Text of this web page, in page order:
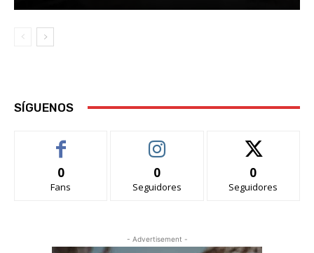
SÍGUENOS
0
Fans
0
Seguidores
0
Seguidores
- Advertisement -